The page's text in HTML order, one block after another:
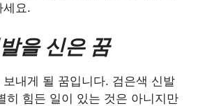
세요.
을 신은 꿈
내게 될 꿈입니다. 검은색 신발
히 힘든 일이 있는 것은 아니지만